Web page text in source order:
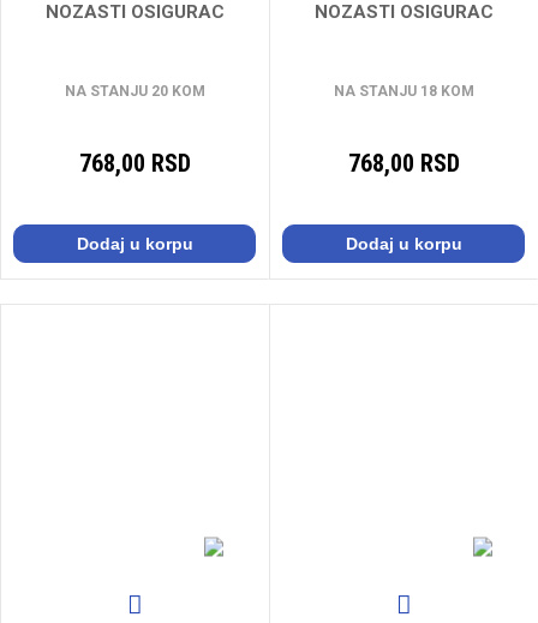
NOZASTI OSIGURAC
NA STANJU 20 KOM
768,00 RSD
Dodaj u korpu
NOZASTI OSIGURAC
NA STANJU 18 KOM
768,00 RSD
Dodaj u korpu